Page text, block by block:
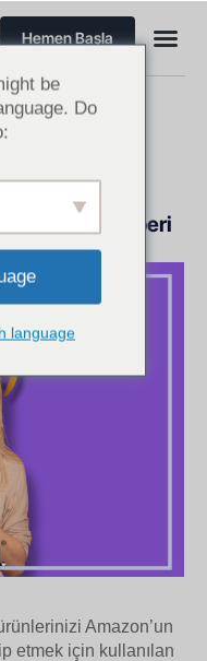
Hemen Başla
LONCAEDU,
2024 Rehberi
Amazon’un
etmek için kullanılan
be
Do
language